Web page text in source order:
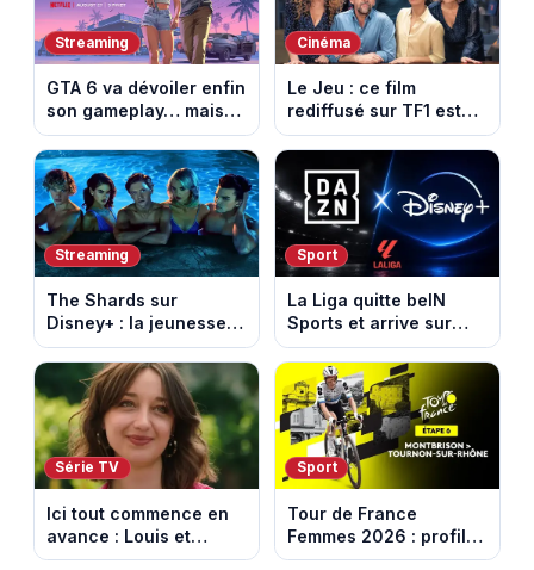
Streaming
GTA 6 va dévoiler enfin
son gameplay… mais
d’abord sur Netflix
Cinéma
Le Jeu : ce film
rediffusé sur TF1 est
adapté d’un succès
italien devenu un
phénomène mondial
Streaming
The Shards sur
Disney+ : la jeunesse
dorée de Los Angeles
face à un tueur dans
les années 80
Sport
La Liga quitte beIN
Sports et arrive sur
DAZN et Disney+ en
France
Série TV
Ici tout commence en
avance : Louis et
Jasmine enfin en
Sport
Tour de France
Femmes 2026 : profil
et horaires de la 6e